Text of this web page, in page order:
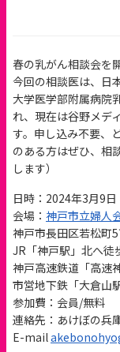
春の乳がん相談会を
今回の相談医は、日
大学医学部附属病院
れ、現在は谷野メデ
す。申し込み不要、
のある方はぜひ、相
します）
日時：2024年3月9
会場： 神戸市立婦人
神戸市長田区若松
JR「神戸駅」北へ徒
神戸高速鉄道「高速
市営地下鉄「大倉山
参加費：会員/無
連絡先：あけぼの兵
E-mail